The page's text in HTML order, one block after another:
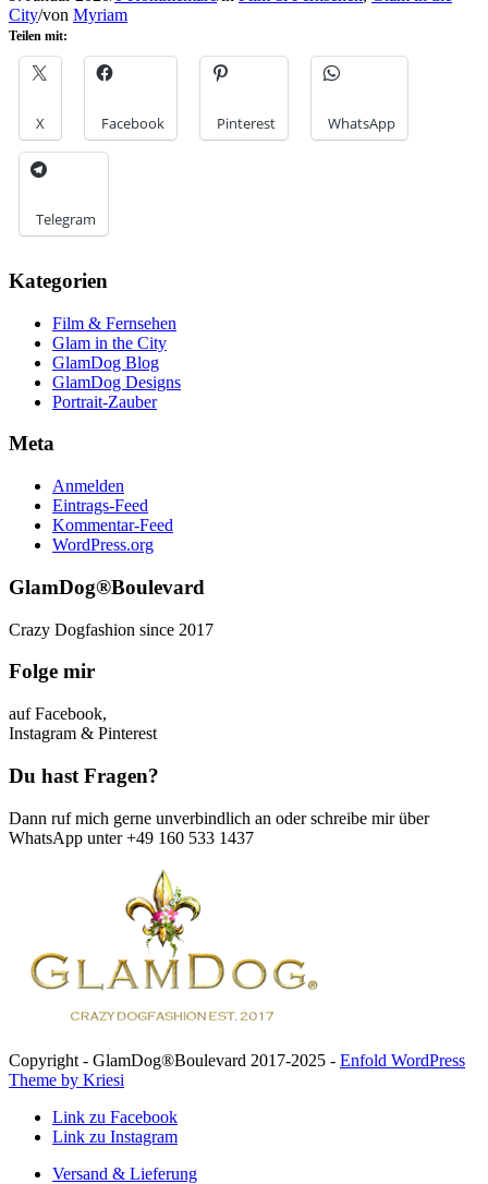
City/von Myriam
Teilen mit:
X Facebook Pinterest WhatsApp
Telegram
Kategorien
Film & Fernsehen
Glam in the City
GlamDog Blog
GlamDog Designs
Portrait-Zauber
Meta
Anmelden
Eintrags-Feed
Kommentar-Feed
WordPress.org
GlamDog®Boulevard
Crazy Dogfashion since 2017
Folge mir
auf Facebook,
Instagram & Pinterest
Du hast Fragen?
Dann ruf mich gerne unverbindlich an oder schreibe mir über
WhatsApp unter +49 160 533 1437
Copyright - GlamDog®Boulevard 2017-2025 - Enfold WordPress
Theme by Kriesi
Link zu Facebook
Link zu Instagram
Versand & Lieferung